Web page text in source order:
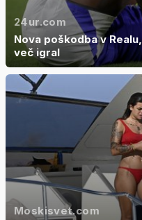
24ur.com
Nova poškodba v
več igral
Moskisvet.com